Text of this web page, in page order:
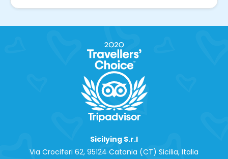
Sicilying S.r.l
Via Crociferi 62, 95124 Catania (CT) Sicilia, Italia